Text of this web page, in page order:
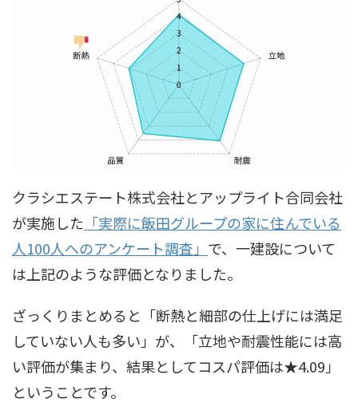
クラシエステート株式会社とアップライト合同会社
が実施した 「実際に飯田グループの家に住んでいる
人100人へのアンケート調査」 で、一建設について
は上記のような評価となりました。
ざっくりまとめると「断熱と細部の仕上げには満足
していない人も多い」が、「立地や耐震性能には高
い評価が集まり、結果としてコスパ評価は★4.09」
ということです。